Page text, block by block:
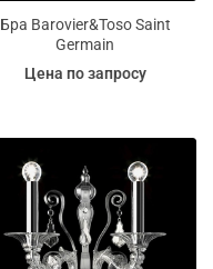
Бра Barovier&Toso Saint
Germain
Цена по запросу